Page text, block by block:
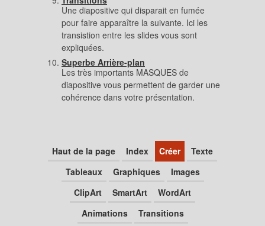
Une diapositive qui disparait en fumée
pour faire apparaître la suivante. Ici les
transistion entre les slides vous sont
expliquées.
Superbe Arrière-plan
Les très importants MASQUES de
diapositive vous permettent de garder une
cohérence dans votre présentation.
Haut de la page Index Créer
Texte
Tableaux
Graphiques
Images
ClipArt
SmartArt
WordArt
Animations
Transitions